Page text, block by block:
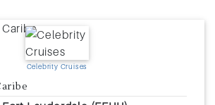
Celebrity Cruises